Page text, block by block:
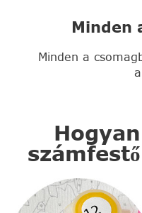
Minden
Minden a